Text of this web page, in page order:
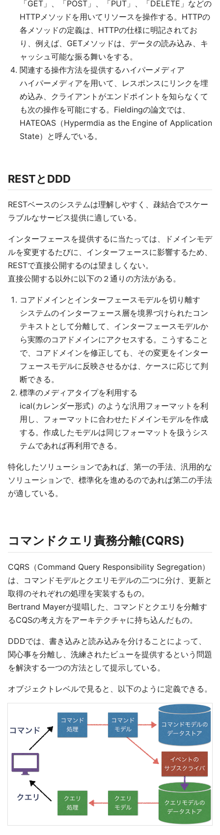
「GET」、「POST」、「PUT」、「DELETE」などの
HTTPメソッドを用いてリソースを操作する。HTTPの
各メソッドの定義は、HTTPの仕様に明記されてお
り、例えば、GETメソッドは、データの読み込み、キ
ャッシュ可能な振る舞いをする。
関連する操作方法を提供するハイパーメディア
ハイパーメディアを用いて、レスポンスにリンクを埋
め込み、クライアントがエンドポイントを知らなくて
も次の操作を可能にする。Fieldingの論文では、
HATEOAS（Hypermdia as the Engine of Application
State）と呼んでいる。
RESTとDDD
RESTベースのシステムは理解しやすく、疎結合でスケー
ラブルなサービス提供に適している。
インターフェースを提供するに当たっては、ドメインモデ
ルを変更するたびに、インターフェースに影響するため、
RESTで直接公開するのは望ましくない。
直接公開する以外に以下の２通りの方法がある。
コアドメインとインターフェースモデルを切り離す
システムのインターフェース層を境界づけられたコン
テキストとして分離して、インターフェースモデルか
ら実際のコアドメインにアクセスする。こうすること
で、コアドメインを修正しても、その変更をインター
フェースモデルに反映させるかは、ケースに応じて判
断できる。
標準のメディアタイプを利用する
ical(カレンダー形式）のような汎用フォーマットを利
用し、フォーマットに合わせたドメインモデルを作成
する。作成したモデルは同じフォーマットを扱うシス
テムであれば再利用できる。
特化したソリューションであれば、第一の手法、汎用的な
ソリューションで、標準化を進めるのであれば第二の手法
が適している。
コマンドクエリ責務分離(CQRS)
CQRS（Command Query Responsibility Segregation）
は、コマンドモデルとクエリモデルの二つに分け、更新と
取得のそれぞれの処理を実装するもの。
Bertrand Mayerが提唱した、コマンドとクエリを分離す
るCQSの考え方をアーキテクチャに持ち込んだもの。
DDDでは、書き込みと読み込みを分けることによって、
関心事を分離し、洗練されたビューを提供するという問題
を解決する一つの方法として提示している。
オブジェクトレベルで見ると、以下のように定義できる。